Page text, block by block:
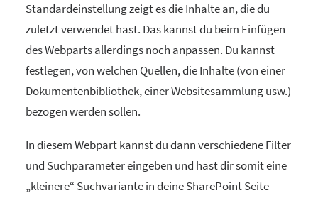
Standardeinstellung zeigt es die Inhalte an, die du
zuletzt verwendet hast. Das kannst du beim Einfügen
des Webparts allerdings noch anpassen. Du kannst
festlegen, von welchen Quellen, die Inhalte (von einer
Dokumentenbibliothek, einer Websitesammlung usw.)
bezogen werden sollen.
In diesem Webpart kannst du dann verschiedene Filter
und Suchparameter eingeben und hast dir somit eine
„kleinere“ Suchvariante in deine SharePoint Seite